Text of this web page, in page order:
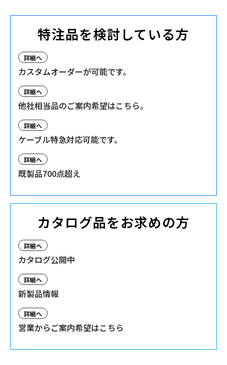
特注品を検討している方
詳細へ
カスタムオーダーが可能です。
詳細へ
他社相当品のご案内希望はこちら。
詳細へ
ケーブル特急対応可能です。
詳細へ
既製品700点超え
カタログ品をお求めの方
詳細へ
カタログ公開中
詳細へ
新製品情報
詳細へ
営業からご案内希望はこちら